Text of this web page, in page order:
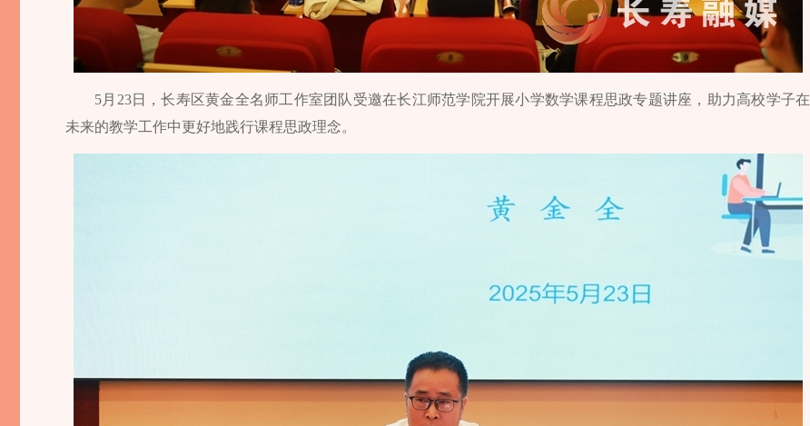
5月23日，长寿区黄金全名师工作室团队受邀在长江师范学院开展小学数学课程思政专题讲座，助力高校学子在
未来的教学工作中更好地践行课程思政理念。